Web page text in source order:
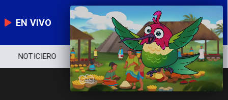
EN VIVO
NOTICIERO POLÍTICA ECONOMÍA